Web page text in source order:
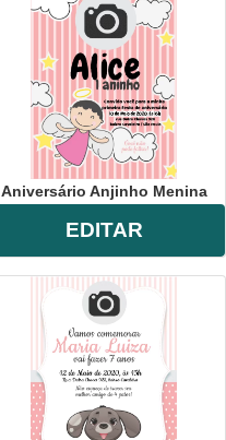
Aniversário Anjinho Menina
EDITAR